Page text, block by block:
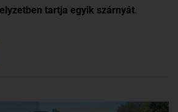
tartja egyik szárnyát.